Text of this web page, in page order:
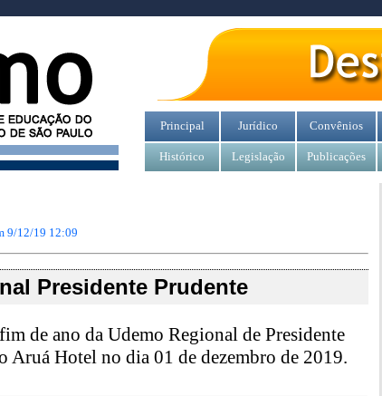
Principal Jurídico Convênios
Histórico Legislação Publicações
9/12/19 12:09
Presidente Prudente
de ano da Udemo Regional de Presidente
Aruá Hotel no dia 01 de dezembro de 2019.